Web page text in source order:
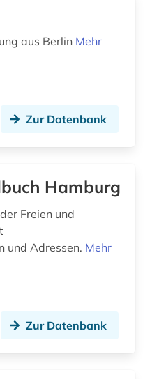
aus Berlin Mehr
Zur Datenbank
Hamburg
Freien und
und Adressen. Mehr
Zur Datenbank